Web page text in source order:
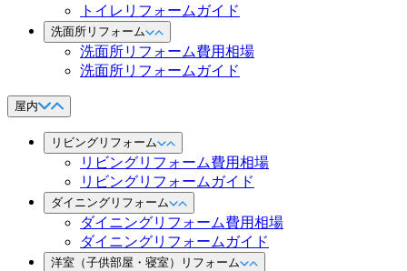
トイレリフォームガイド
洗面所リフォーム
洗面所リフォーム費用相場
洗面所リフォームガイド
屋内
リビングリフォーム
リビングリフォーム費用相場
リビングリフォームガイド
ダイニングリフォーム
ダイニングリフォーム費用相場
ダイニングリフォームガイド
洋室（子供部屋・寝室）リフォーム